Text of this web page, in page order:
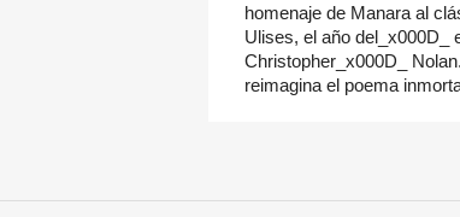
homenaje de Manara al
Ulises, el año del_x000D_
Christopher_x000D_
reimagina el poema